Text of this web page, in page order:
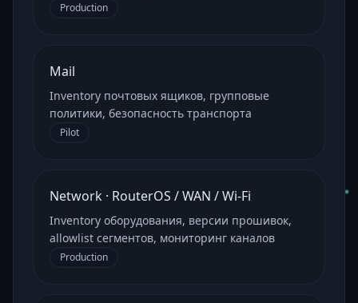
Production
Mail
Inventory почтовых ящиков, групповые
политики, безопасность транспорта
Pilot
Network · RouterOS / WAN / Wi-Fi
Inventory оборудования, версии прошивок,
allowlist сегментов, мониторинг каналов
Production